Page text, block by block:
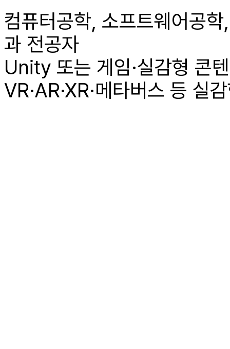
컴퓨터공학, 소프트웨어공
과 전공자
Unity 또는 게임·실감형 콘
VR·AR·XR·메타버스 등 실